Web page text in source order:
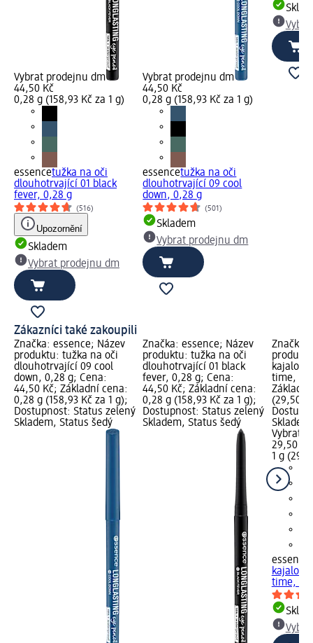
Vybrat prodejnu dm
44,50 Kč
0,28 g (158,93 Kč za 1 g)
essencetužka na oči
dlouhotrvající 01 black
fever, 0,28 g
(516)
Upozornění
Skladem
Vybrat prodejnu dm
Vybrat prodejnu dm
44,50 Kč
0,28 g (158,93 Kč za 1 g)
essencetužka na oči
dlouhotrvající 09 cool
down, 0,28 g
(501)
Skladem
Vybrat prodejnu dm
Zákazníci také zakoupili
Značka: essence; Název
produktu: tužka na oči
dlouhotrvající 09 cool
down, 0,28 g; Cena:
44,50 Kč; Základní cena:
0,28 g (158,93 Kč za 1 g);
Dostupnost: Status zelený
Skladem, Status šedý
Značka: essence; Název
produktu: tužka na oči
dlouhotrvající 01 black
fever, 0,28 g; Cena:
44,50 Kč; Základní cena:
0,28 g (158,93 Kč za 1 g);
Dostupnost: Status zelený
Skladem, Status šedý
Značka:
time, 1
Základní
(29,50
Vybrat
29,50 Kč
1 g
essence
time, 1 g